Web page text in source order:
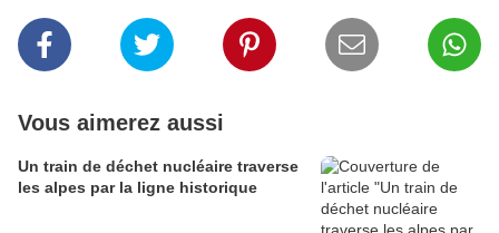
Vous aimerez aussi
Un train de déchet nucléaire traverse
les alpes par la ligne historique